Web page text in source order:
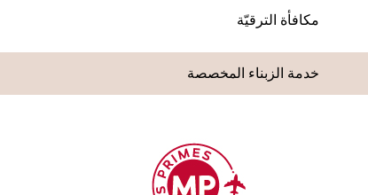
مكافأة الترقيّة
خدمة الزبناء المخصصة